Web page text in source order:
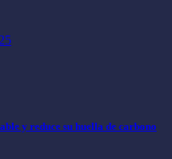
y reduce su huella de carbono